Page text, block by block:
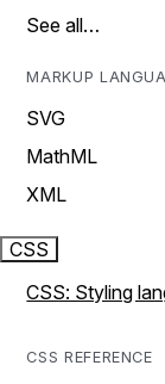
See all…
MARKUP
SVG
MathML
XML
CSS
CSS: Styling
CSS REFERENCE